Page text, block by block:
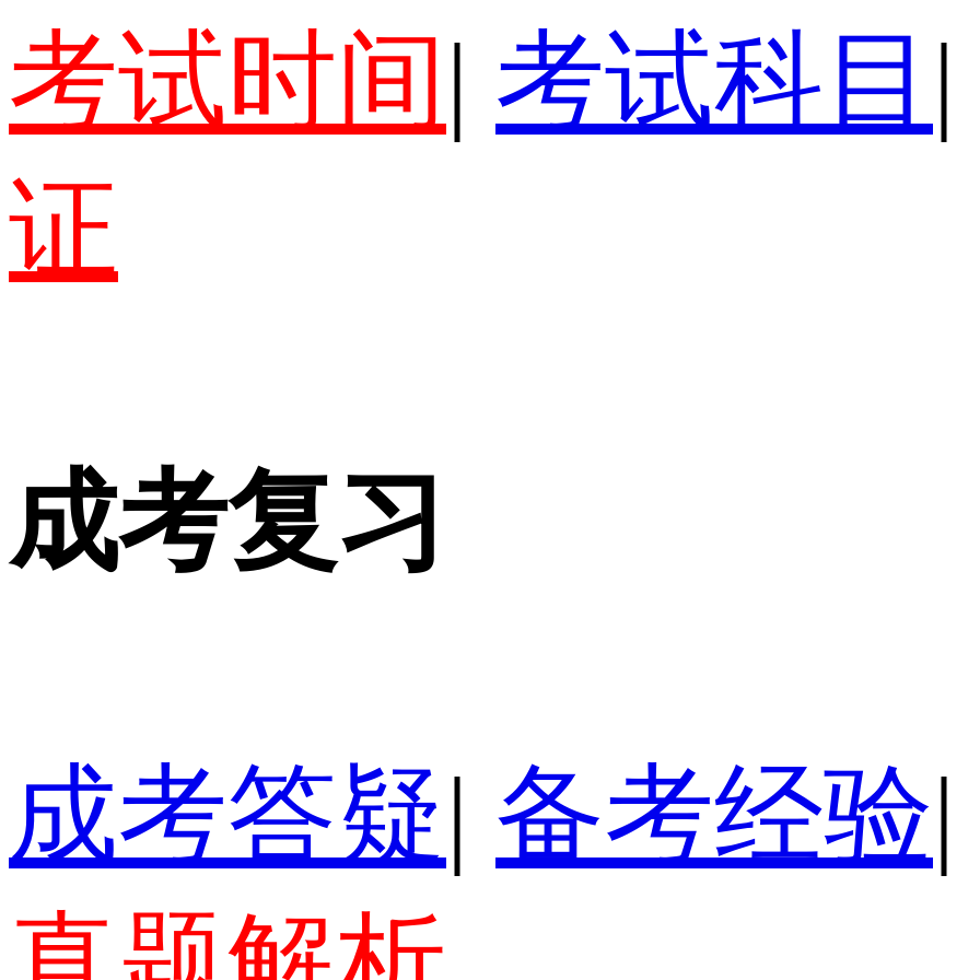
考试时间 | 考试科目 |
证
成考复习
成考答疑| 备考经验|